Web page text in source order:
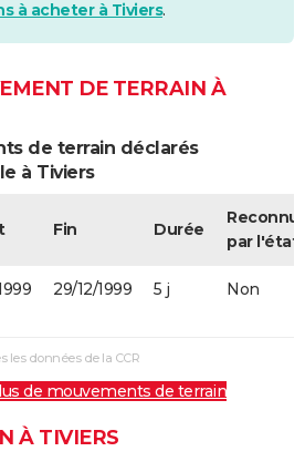
à acheter à Tiviers.
DE TERRAIN À
de terrain déclarés
à Tiviers
Fin Durée
par l'état
29/12/1999 5 j Non
les données de la CCR
de mouvements de terrain
À TIVIERS